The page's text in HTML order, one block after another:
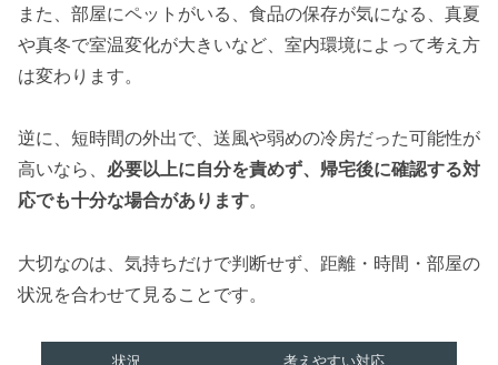
また、部屋にペットがいる、食品の保存が気になる、真夏
や真冬で室温変化が大きいなど、室内環境によって考え方
は変わります。
逆に、短時間の外出で、送風や弱めの冷房だった可能性が
高いなら、 必要以上に自分を責めず、帰宅後に確認する対
応でも十分な場合があります。
大切なのは、気持ちだけで判断せず、距離・時間・部屋の
状況を合わせて見ることです。
状況 考えやすい対応